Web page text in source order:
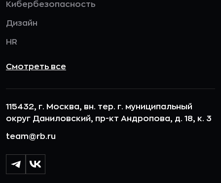
Кибербезопасность
Дизайн
HR
Смотреть все
115432, г. Москва, вн. тер. г. муниципальный
округ Даниловский, пр-кт Андропова, д. 18, к. 3
team@rb.ru